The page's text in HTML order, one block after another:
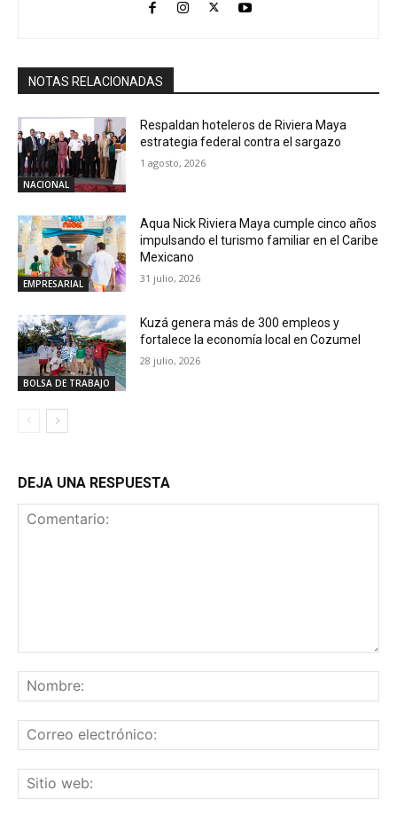
NOTAS RELACIONADAS
NACIONAL
Respaldan hoteleros de Riviera Maya
estrategia federal contra el sargazo
1 agosto, 2026
EMPRESARIAL
Aqua Nick Riviera Maya cumple cinco años
impulsando el turismo familiar en el Caribe
Mexicano
31 julio, 2026
BOLSA DE TRABAJO
Kuzá genera más de 300 empleos y
fortalece la economía local en Cozumel
28 julio, 2026
DEJA UNA RESPUESTA